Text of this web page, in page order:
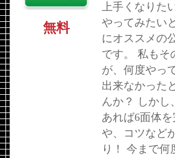
上手くなりた
やってみたい
にオススメの
です。 私もそ
が、何度やっ
出来なかった
んか？ しかし
あれば6面体
や、コツなど
り！ 今まで何
無料